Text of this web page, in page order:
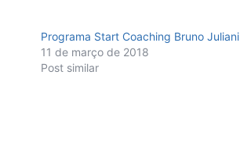
Programa Start Coaching Bruno Juliani
11 de março de 2018
Post similar